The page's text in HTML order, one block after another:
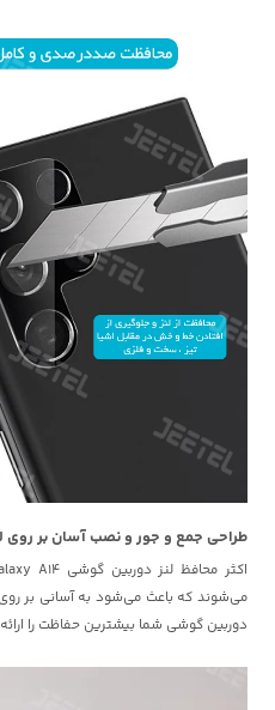
طراحی جمع و جور و نصب آسان بر روی
می‌شوند که باعث می‌شود به آسانی بر روی
دوربین گوشی شما بیشترین حفاظت را